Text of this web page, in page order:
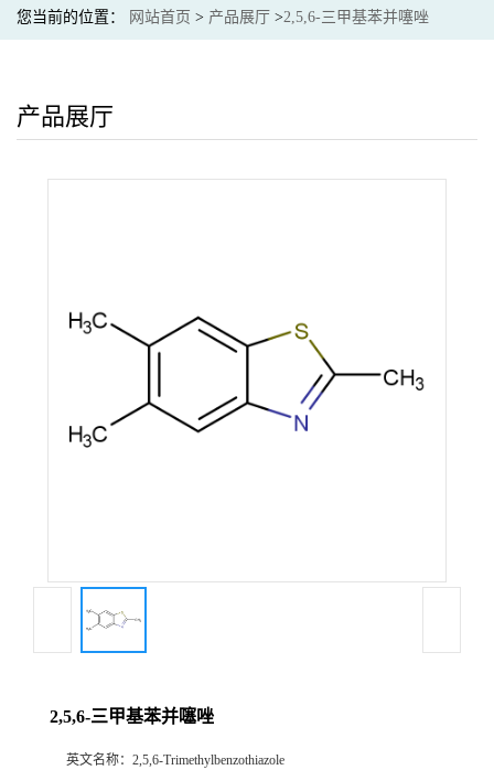
您当前的位置： 网站首页 > 产品展厅 >2,5,6-三甲基苯并噻唑
产品展厅
2,5,6-三甲基苯并噻唑
英文名称： 2,5,6-Trimethylbenzothiazole